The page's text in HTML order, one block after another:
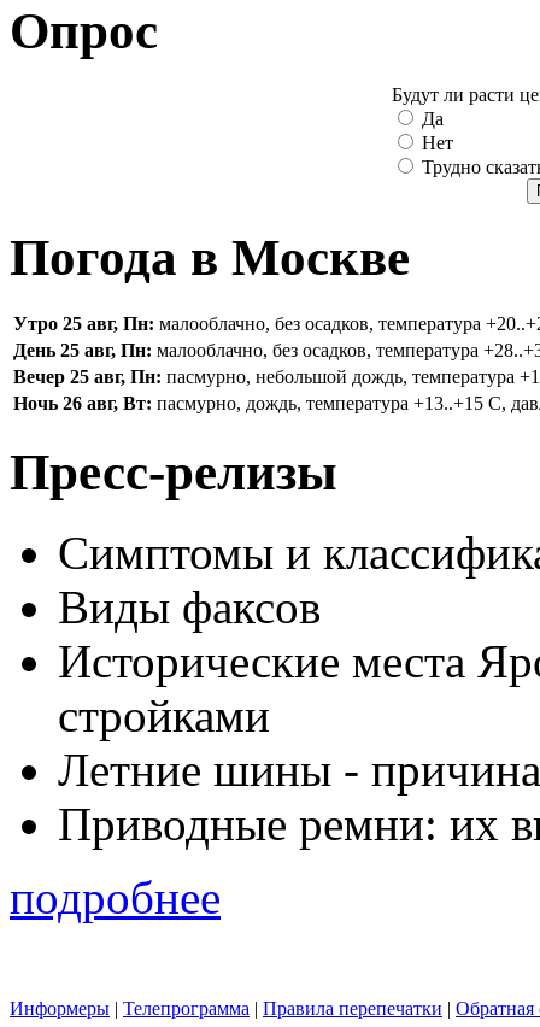
Опрос
Будут ли расти
Да
Нет
Трудно
Погода в Москве
Утро 25 авг, Пн: малооблачно, без осадков, температура
День 25 авг, Пн: малооблачно, без осадков, температура
Вечер 25 авг, Пн: пасмурно, небольшой дождь, температура
Ночь 26 авг, Вт: пасмурно, дождь, температура +13..+15 С,
Пресс-релизы
Симптомы и
Виды факсов
Исторические места
стройками
Летние шины -
Приводные ремни: их
подробнее
Информеры | Телепрограмма | Правила перепечатки | Обратная